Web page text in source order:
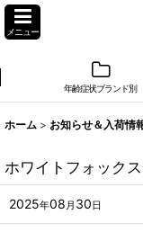
メニュー
年齢症状ブランド別
ホーム > お知らせ＆入荷情
ホワイトフォック
2025年08 月 30日